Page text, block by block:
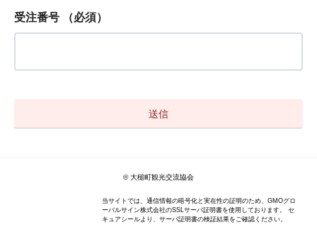
受注番号 （必須）
© 大槌町観光交流協会
当サイトでは、通信情報の暗号化と実在性の証明のため、GMOグロ
ーバルサイン株式会社のSSLサーバ証明書を使用しております。 セ
キュアシールより、サーバ証明書の検証結果をご確認ください。